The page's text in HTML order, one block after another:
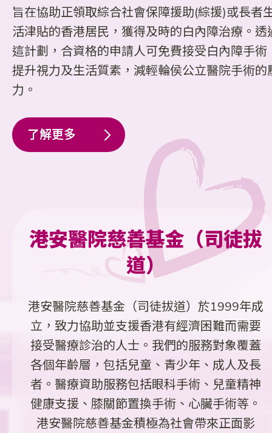
旨在協助正領取綜合社會保障援助(綜援)或長者
活津貼的香港居民，獲得及時的白內障治療。透
這計劃，合資格的申請人可免費接受白內障手術
提升視力及生活質素，減輕輪侯公立醫院手術的
力。
了解更多
港安醫院慈善基金（司徒拔
道）
港安醫院慈善基金（司徒拔道）於1999年成
立，致力協助並支援香港有經濟困難而需要
接受醫療診治的人士。我們的服務對象覆蓋
各個年齡層，包括兒童、青少年、成人及長
者。醫療資助服務包括眼科手術、兒童精神
健康支援、膝關節置換手術、心臟手術等。
港安醫院慈善基金積極為社會帶來正面影